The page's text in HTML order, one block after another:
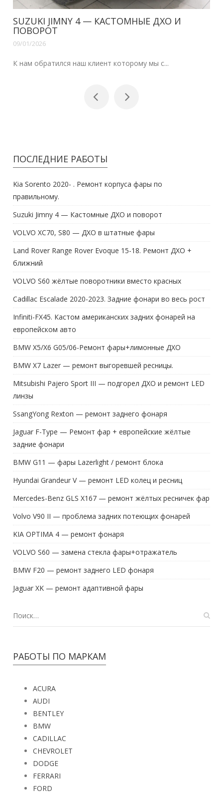
SUZUKI JIMNY 4 — КАСТОМНЫЕ ДХО И
ПОВОРОТ
09/01/2026
К нам обратился наш клиент которому мы с...
ПОСЛЕДНИЕ РАБОТЫ
Kia Sorento 2020- . Ремонт корпуса фары по
правильному.
Suzuki Jimny 4 — Кастомные ДХО и поворот
VOLVO XC70, S80 — ДХО в штатные фары
Land Rover Range Rover Evoque 15-18. Ремонт ДХО +
ближний
VOLVO S60 жёлтые поворотники вместо красных
Cadillac Escalade 2020-2023. Задние фонари во весь рост
Infiniti-FX45. Кастом американских задних фонарей на
европейском авто
BMW X5/X6 G05/06-Ремонт фары+лимонные ДХО
BMW X7 Lazer — ремонт выгоревшей ресницы.
Mitsubishi Pajero Sport III — подгорел ДХО и ремонт LED
линзы
SsangYong Rexton — ремонт заднего фонаря
Jaguar F-Type — Ремонт фар + европейские жёлтые
задние фонари
BMW G11 — фары Lazerlight / ремонт блока
Hyundai Grandeur V — ремонт LED колец и ресниц
Mercedes-Benz GLS X167 — ремонт жёлтых ресничек фар
Volvo V90 II — проблема задних потеющих фонарей
KIA OPTIMA 4 — ремонт фонаря
VOLVO S60 — замена стекла фары+отражатель
BMW F20 — ремонт заднего LED фонаря
Jaguar XK — ремонт адаптивной фары
РАБОТЫ ПО МАРКАМ
ACURA
AUDI
BENTLEY
BMW
CADILLAC
CHEVROLET
DODGE
FERRARI
FORD